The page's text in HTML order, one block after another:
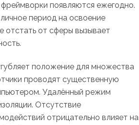
появляются ежегодно.
период на освоение
отстать от сферы вызывает
положение для множества
проводят существенную
Удалённый режим
Отсутствие
отрицательно влияет на